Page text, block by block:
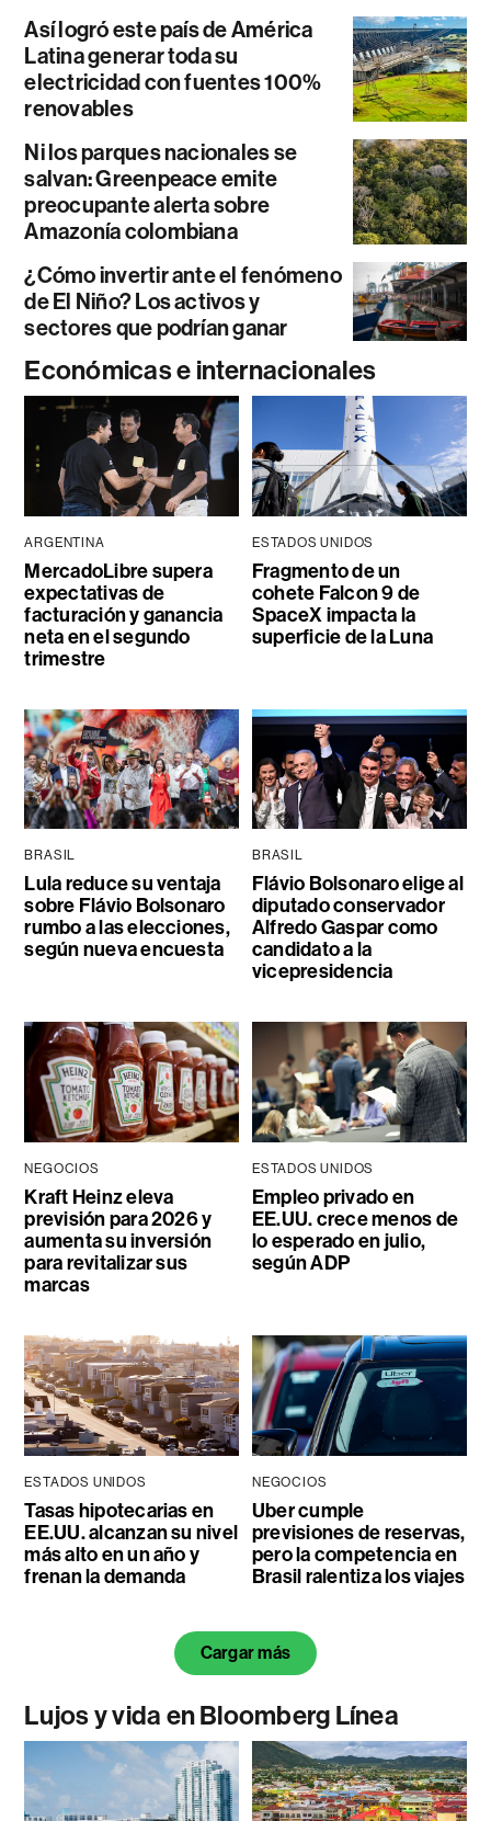
Así logró este país de América
Latina generar toda su
electricidad con fuentes 100%
renovables
Ni los parques nacionales se
salvan: Greenpeace emite
preocupante alerta sobre
Amazonía colombiana
¿Cómo invertir ante el fenómeno
de El Niño? Los activos y
sectores que podrían ganar
Económicas e internacionales
ARGENTINA
MercadoLibre supera
expectativas de
facturación y ganancia
neta en el segundo
trimestre
ESTADOS UNIDOS
Fragmento de un
cohete Falcon 9 de
SpaceX impacta la
superficie de la Luna
BRASIL
Lula reduce su ventaja
sobre Flávio Bolsonaro
rumbo a las elecciones,
según nueva encuesta
BRASIL
Flávio Bolsonaro elige al
diputado conservador
Alfredo Gaspar como
candidato a la
vicepresidencia
NEGOCIOS
Kraft Heinz eleva
previsión para 2026 y
aumenta su inversión
para revitalizar sus
marcas
ESTADOS UNIDOS
Empleo privado en
EE.UU. crece menos de
lo esperado en julio,
según ADP
ESTADOS UNIDOS
Tasas hipotecarias en
EE.UU. alcanzan su nivel
más alto en un año y
frenan la demanda
NEGOCIOS
Uber cumple
previsiones de reservas,
pero la competencia en
Brasil ralentiza los viajes
Cargar más
Lujos y vida en Bloomberg Línea